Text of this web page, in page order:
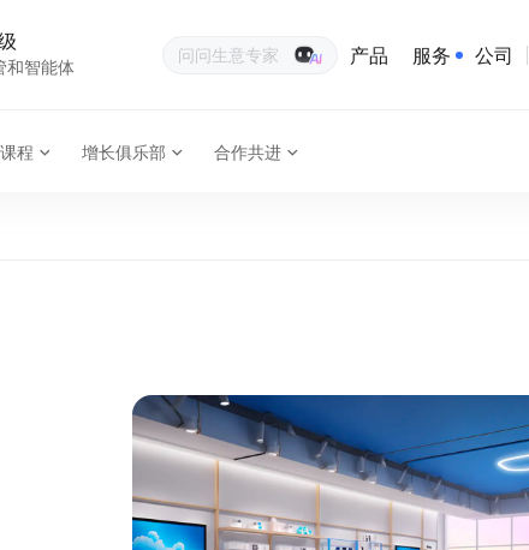
和智能体
生意专家
产品 服务 公司
站点地图
程 增长俱乐部 合作共进